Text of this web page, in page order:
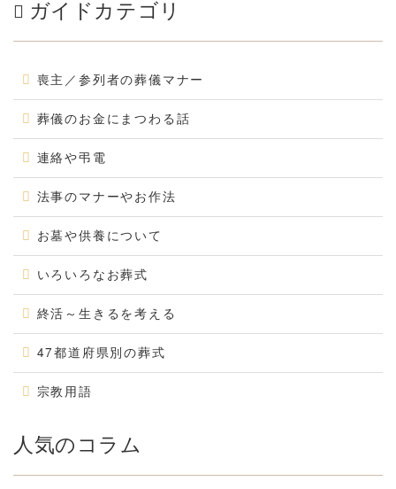
ガイドカテゴリ
喪主／参列者の葬儀マナー
葬儀のお金にまつわる話
連絡や弔電
法事のマナーやお作法
お墓や供養について
いろいろなお葬式
終活～生きるを考える
47都道府県別の葬式
宗教用語
人気のコラム